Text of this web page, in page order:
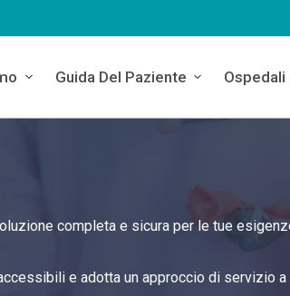
Guida Del Paziente Ospedali
completa e sicura per le tue
e adotta un approccio di servizio a